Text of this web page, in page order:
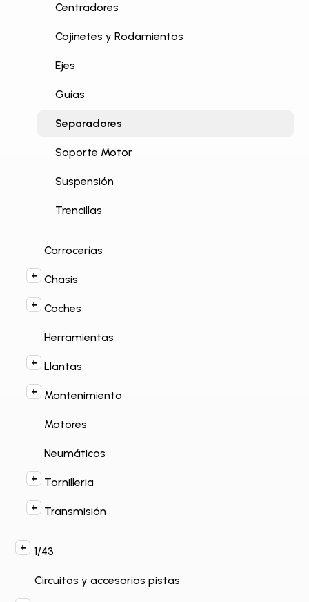
Centradores
Cojinetes y Rodamientos
Ejes
Guías
Separadores
Soporte Motor
Suspensión
Trencillas
Carrocerías
Chasis
Coches
Herramientas
Llantas
Mantenimiento
Motores
Neumáticos
Tornilleria
Transmisión
1/43
Circuitos y accesorios pistas